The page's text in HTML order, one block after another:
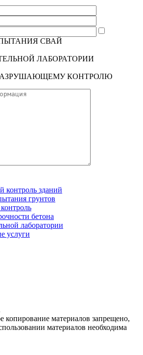
СВАЙ
ЛАБОРАТОРИИ
КОНТРОЛЮ
зданий
грунтов
бетона
лаборатории
услуги
копирование материалов запрещено,
материалов необходима